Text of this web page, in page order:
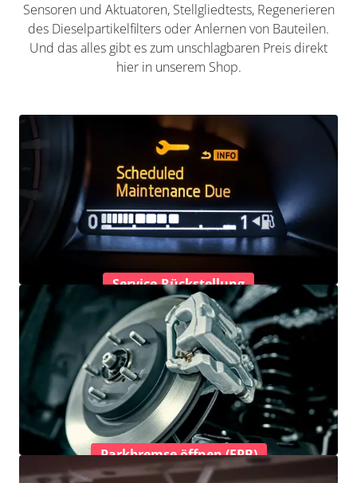
Sensoren und Aktuatoren, Stellgliedtests, Regenerieren
des Dieselpartikelfilters oder Anlernen von Bauteilen.
Und das alles gibt es zum unschlagbaren Preis direkt
hier in unserem Shop.
Service-Rückstellung
Parkbremse öffnen (EPB)